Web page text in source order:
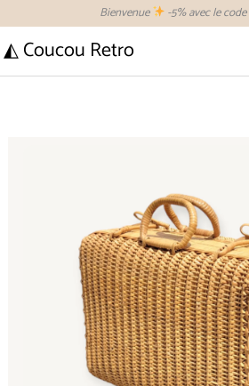
contenu
Bienvenue -5% avec le
◭ Coucou Retro